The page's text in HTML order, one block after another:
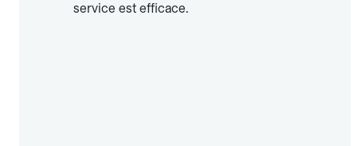
service est efficace.